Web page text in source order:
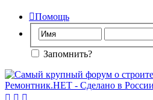
Помощь
Запомнить?
  